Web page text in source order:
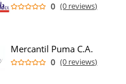
0 (0 reviews)
Mercantil Puma C.A.
0 (0 reviews)